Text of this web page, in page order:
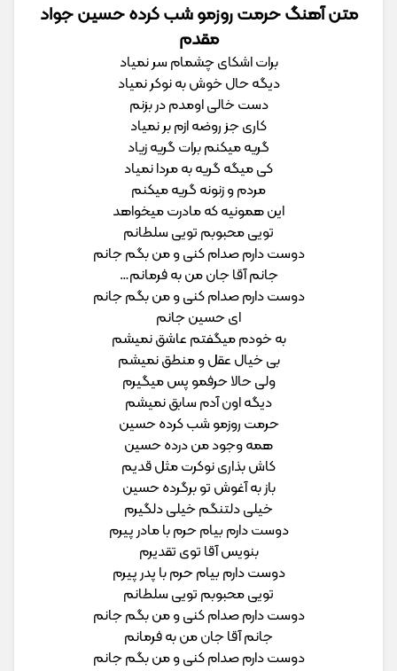
متن آهنگ حرمت روزمو شب کرده حسین جواد
مقدم
برات اشکای چشمام سر نمیاد
دیگه حال خوش به نوکر نمیاد
دست خالی اومدم در بزنم
کاری جز روضه ازم بر نمیاد
گریه میکنم برات گریه زیاد
کی میگه گریه به مردا نمیاد
مردم و زنونه گریه میکنم
این همونیه که مادرت میخواهد
تویی محبوبم تویی سلطانم
دوست دارم صدام کنی و من بگم جانم
جانم آقا جان من به فرمانم…
دوست دارم صدام کنی و من بگم جانم
ای حسین جانم
به خودم میگفتم عاشق نمیشم
بی خیال عقل و منطق نمیشم
ولی حالا حرفمو پس میگیرم
دیگه اون آدم سابق نمیشم
حرمت روزمو شب کرده حسین
همه وجود من درده حسین
کاش بذاری نوکرت مثل قدیم
باز به آغوش تو برگرده حسین
خیلی دلتنگم خیلی دلگیرم
دوست دارم بیام حرم با مادر پیرم
بنویس آقا توی تقدیرم
دوست دارم بیام حرم با پدر پیرم
تویی محبوبم تویی سلطانم
دوست دارم صدام کنی و من بگم جانم
جانم آقا جان من به فرمانم
دوست دارم صدام کنی و من بگم جانم